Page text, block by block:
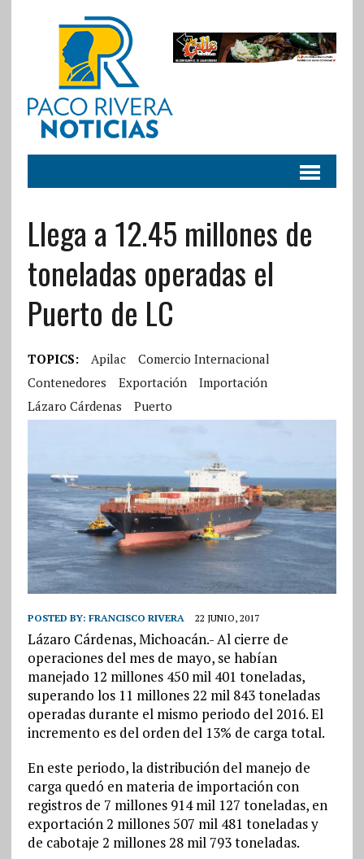
Llega a 12.45 millones de
toneladas operadas el
Puerto de LC
TOPICS: Apilac
Comercio Internacional
Contenedores
Exportación
Importación
Lázaro Cárdenas
Puerto
POSTED BY: FRANCISCO RIVERA 22 JUNIO, 2017
Lázaro Cárdenas, Michoacán.- Al cierre de
operaciones del mes de mayo, se habían
manejado 12 millones 450 mil 401 toneladas,
superando los 11 millones 22 mil 843 toneladas
operadas durante el mismo periodo del 2016. El
incremento es del orden del 13% de carga total.
En este periodo, la distribución del manejo de
carga quedó en materia de importación con
registros de 7 millones 914 mil 127 toneladas, en
exportación 2 millones 507 mil 481 toneladas y
de cabotaje 2 millones 28 mil 793 toneladas.